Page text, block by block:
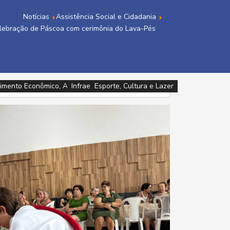
Notícias
Assistência Social e Cidadania
de Páscoa com cerimônia do Lava-Pés
Econômico, Agricultura, Turismo e Tecnologia
Saúde
Saúde
Saúde
Assistência Social e Cidadania
Econômico, Agricultura, Turismo e Tecnologia
Esporte, Cultura e Lazer
Infraestrutura e Meio Ambiente
Esporte, Cultura e Lazer